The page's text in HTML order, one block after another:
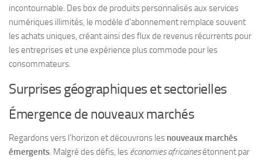
incontournable. Des box de produits personnalisés aux services
numériques illimités, le modèle d’abonnement remplace souvent
les achats uniques, créant ainsi des flux de revenus récurrents pour
les entreprises et une expérience plus commode pour les
consommateurs.
Surprises géographiques et sectorielles
Émergence de nouveaux marchés
Regardons vers l’horizon et découvrons les nouveaux marchés
émergents. Malgré des défis, les économies africainesétonnent par